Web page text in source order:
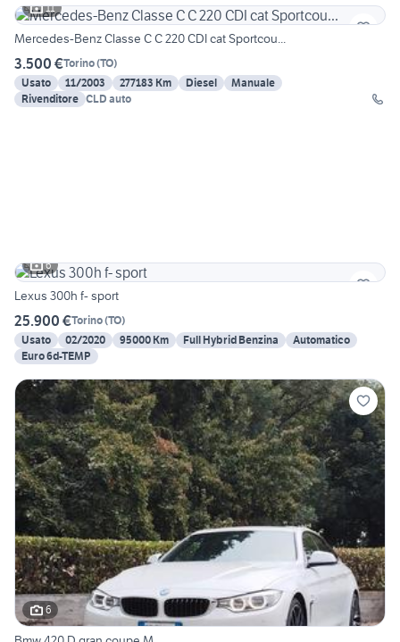
11
Mercedes-Benz Classe C C 220 CDI cat Sportcou...
3.500 €Torino(TO)
Usato
11/2003 277183 Km Diesel
Manuale
Rivenditore CLD auto
6
Lexus 300h f- sport
25.900 €Torino(TO)
Usato
02/2020 95000 Km Full Hybrid Benzina
Automatico
Euro 6d-TEMP
6